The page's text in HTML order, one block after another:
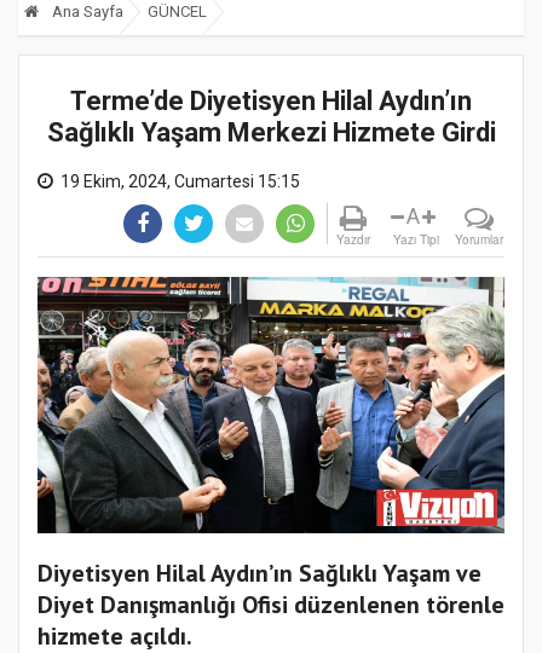
Ana Sayfa GÜNCEL
Terme’de Diyetisyen Hilal Aydın’ın
Sağlıklı Yaşam Merkezi Hizmete Girdi
19 Ekim, 2024, Cumartesi 15:15
Yazdır
A
Yazı Tipi Yorumlar
Diyetisyen Hilal Aydın’ın Sağlıklı Yaşam ve
Diyet Danışmanlığı Ofisi düzenlenen törenle
hizmete açıldı.